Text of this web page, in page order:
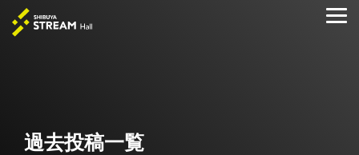
Skip
to
the
過去投稿一覧